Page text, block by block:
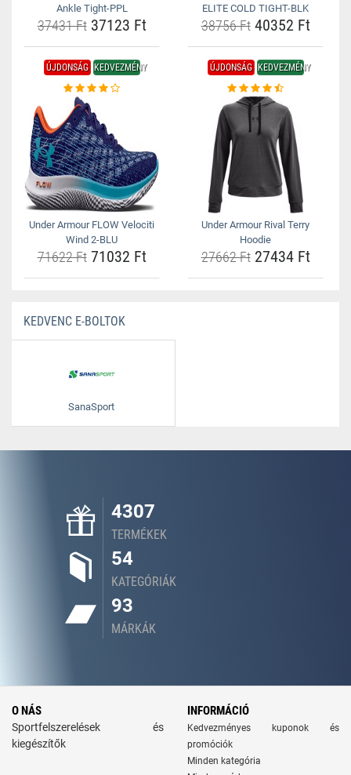
Ankle Tight-PPL
37431 Ft37123 Ft
ELITE COLD TIGHT-BLK
38756 Ft40352 Ft
ÚJDONSÁG KEDVEZMÉNY
Under Armour FLOW Velociti
Wind 2-BLU
71622 Ft71032 Ft
ÚJDONSÁG KEDVEZMÉNY
Under Armour Rival Terry
Hoodie
27662 Ft27434 Ft
KEDVENC E-BOLTOK
SanaSport
4307
TERMÉKEK
54
KATEGÓRIÁK
93
MÁRKÁK
O NÁS
Sportfelszerelések és
kiegészítők
INFORMÁCIÓ
Kedvezményes kuponok és
promóciók
Minden kategória